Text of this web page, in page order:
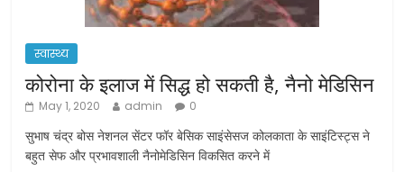
स्वास्थ्य
कोरोना के इलाज में सिद्ध हो सकती है, नैनो मेडिसिन
May 1, 2020 admin 0
सुभाष चंद्र बोस नेशनल सेंटर फॉर बेसिक साइंसेसज कोलकाता के साइंटिस्ट्स ने
बहुत सेफ और प्रभावशाली नैनोमेडिसिन विकसित करने में